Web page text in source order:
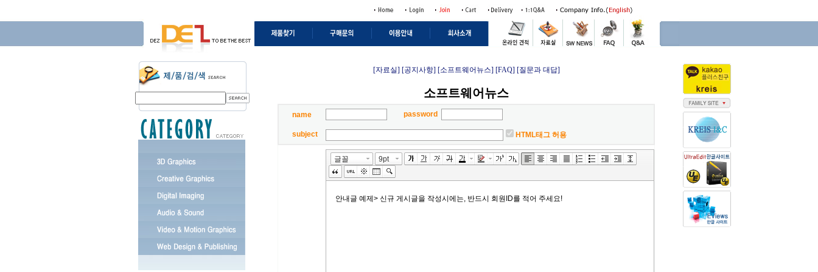
[자료실] [공지사항] [소프트웨어뉴스] [FAQ] [질문과 대답]
소프트웨어뉴스
name password
subject HTML태그 허용